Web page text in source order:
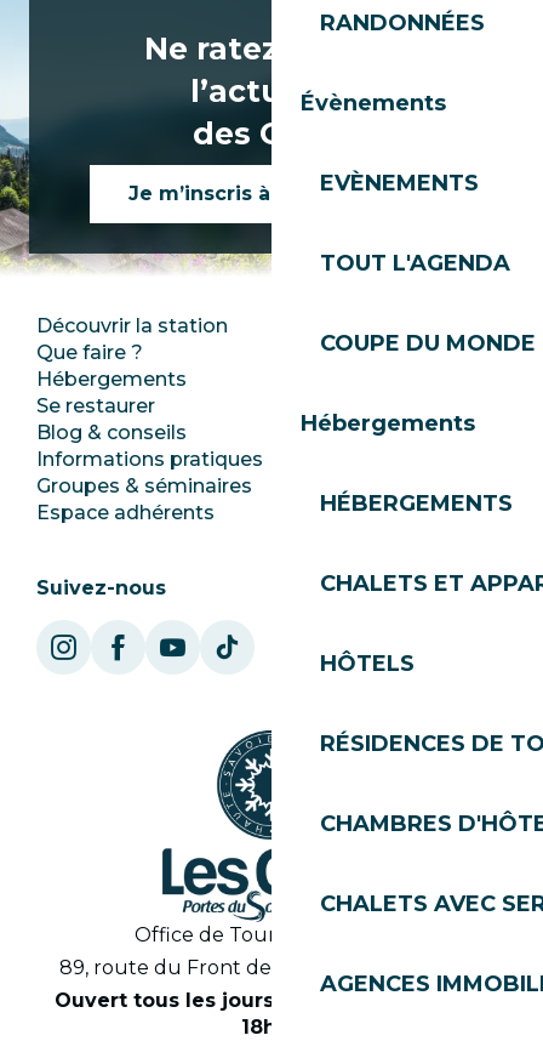
RANDONNÉES
Évènements
EVÈNEMENTS
TOUT L'AGENDA
COUPE DU
Hébergements
HÉBERGEMENTS
CHALETS ET
HÔTELS
RÉSIDENCES DE
CHAMBRES
CHALETS AVEC
AGENCES
Ne ratez rien de
l’actualité
des Gets !
Je m’inscris à la newsletter
Découvrir la station
Que faire ?
Hébergements
Se restaurer
Blog & conseils
Informations pratiques
Groupes & séminaires
Espace adhérents
Club Les Gets
Ecotourisme
SoleGets
Les Gets Tourisme
Suivez-nous
Office de Tourisme des Gets
89, route du Front de Neige 74260 Les Gets
Ouvert tous les jours en saison de 8h30 à
18h30